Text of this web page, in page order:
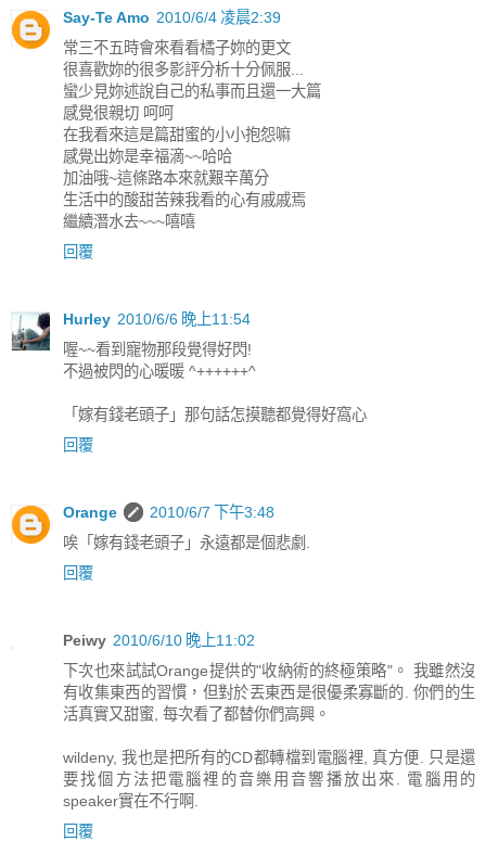
Say-Te Amo 2010/6/4 凌晨2:39
常三不五時會來看看橘子妳的更文
很喜歡妳的很多影評分析十分佩服...
蠻少見妳述說自己的私事而且還一大篇
感覺很親切 呵呵
在我看來這是篇甜蜜的小小抱怨嘛
感覺出妳是幸福滴~~哈哈
加油哦~這條路本來就艱辛萬分
生活中的酸甜苦辣我看的心有戚戚焉
繼續潛水去~~~嘻嘻
回覆
Hurley 2010/6/6 晚上11:54
喔~~看到寵物那段覺得好閃!
不過被閃的心暖暖 ^++++++^
「嫁有錢老頭子」那句話怎摸聽都覺得好窩心
回覆
Orange
2010/6/7 下午3:48
唉「嫁有錢老頭子」永遠都是個悲劇.
回覆
Peiwy 2010/6/10 晚上11:02
下次也來試試Orange提供的"收納術的終極策略"。 我雖然沒
有收集東西的習慣，但對於丟東西是很優柔寡斷的. 你們的生
活真實又甜蜜, 每次看了都替你們高興。
wildeny, 我也是把所有的CD都轉檔到電腦裡, 真方便. 只是還
要找個方法把電腦裡的音樂用音響播放出來. 電腦用的
speaker實在不行啊.
回覆